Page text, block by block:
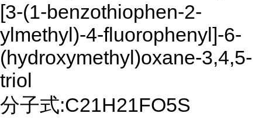
[3-(1-benzothiophen-2-
ylmethyl)-4-fluorophenyl]-6-
(hydroxymethyl)oxane-3,4,5-
triol
分子式:C21H21FO5S